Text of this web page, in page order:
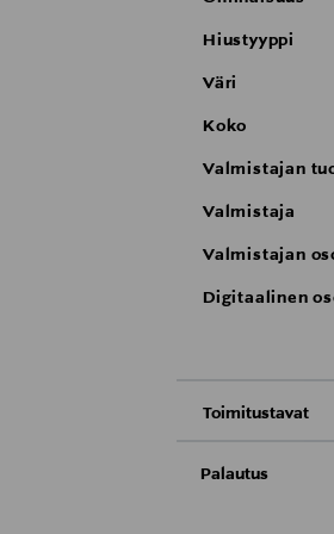
Hiustyyppi
Väri
Koko
Valmistajan
Valmistaja
Valmistajan
Digitaalinen
Toimitustavat
Toimitus
Palautus
Meille on hyvin